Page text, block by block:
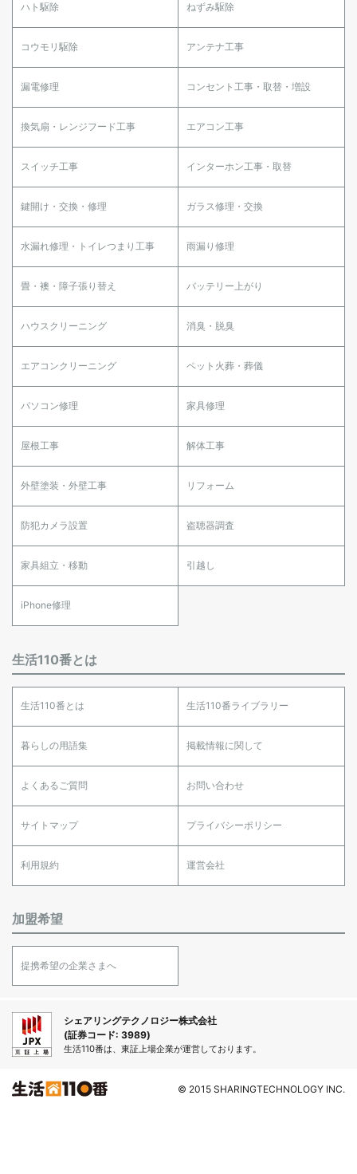
ハト駆除 ねずみ駆除
コウモリ駆除 アンテナ工事
漏電修理 コンセント工事・取替・増設
換気扇・レンジフード工事 エアコン工事
スイッチ工事 インターホン工事・取替
鍵開け・交換・修理 ガラス修理・交換
水漏れ修理・トイレつまり工事 雨漏り修理
畳・襖・障子張り替え バッテリー上がり
ハウスクリーニング 消臭・脱臭
エアコンクリーニング ペット火葬・葬儀
パソコン修理 家具修理
屋根工事 解体工事
外壁塗装・外壁工事 リフォーム
防犯カメラ設置 盗聴器調査
家具組立・移動 引越し
iPhone修理
生活110番とは
生活110番とは 生活110番ライブラリー
暮らしの用語集 掲載情報に関して
よくあるご質問 お問い合わせ
サイトマップ プライバシーポリシー
利用規約 運営会社
加盟希望
提携希望の企業さまへ
シェアリングテクノロジー株式会社
(証券コード: 3989)
生活110番は、東証上場企業が運営しております。
© 2015 SHARINGTECHNOLOGY INC.